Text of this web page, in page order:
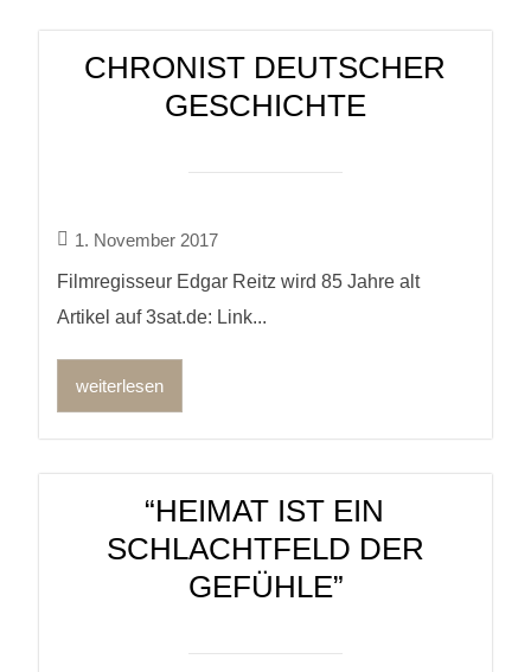
CHRONIST DEUTSCHER
GESCHICHTE
1. November 2017
Filmregisseur Edgar Reitz wird 85 Jahre alt
Artikel auf 3sat.de: Link...
weiterlesen
“HEIMAT IST EIN
SCHLACHTFELD DER
GEFÜHLE”